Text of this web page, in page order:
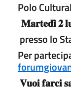
Polo
𝐌𝐚𝐫𝐭𝐞𝐝𝐢̀ 𝟐
presso lo
Per
𝐕𝐮𝐨𝐢 𝐟𝐚𝐫𝐜𝐢